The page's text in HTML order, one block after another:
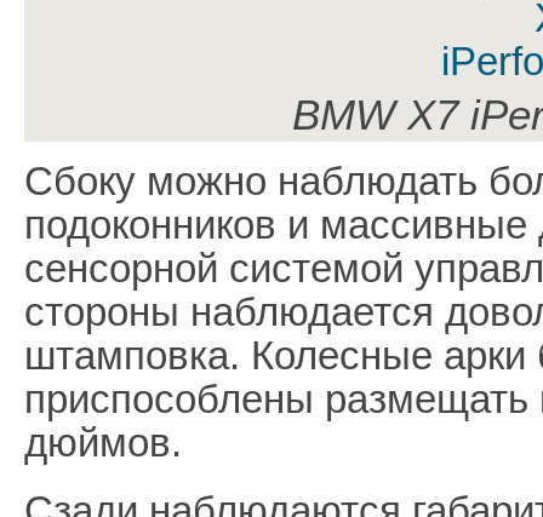
BMW X7
Сбоку можно наблюдать
подоконников и массивные
сенсорной системой
стороны наблюдается
штамповка. Колесные
приспособлены размещать
дюймов.